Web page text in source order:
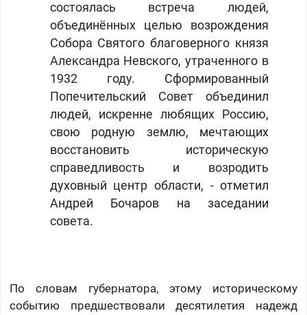
состоялась встреча людей,
объединённых целью возрождения
Собора Святого благоверного князя
Александра Невского, утраченного в
1932 году. Сформированный
Попечительский Совет объединил
людей, искренне любящих Россию,
свою родную землю, мечтающих
восстановить историческую
справедливость и возродить
духовный центр области, - отметил
Андрей Бочаров на заседании
совета.
По словам губернатора, этому историческому
событию предшествовали десятилетия надежд